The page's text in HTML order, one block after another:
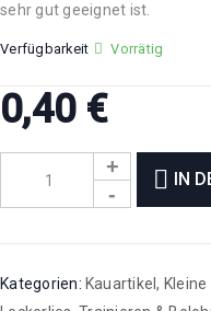
sehr gut geeignet ist.
Verfügbarkeit Vorrätig
0,40 €
IN
Kategorien: Kauartikel,